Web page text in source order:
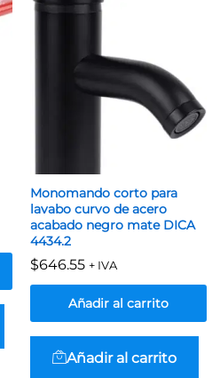
Monomando corto para
lavabo curvo de acero
acabado negro mate DICA
4434.2
$646.55 + IVA
Añadir al carrito
Añadir al carrito